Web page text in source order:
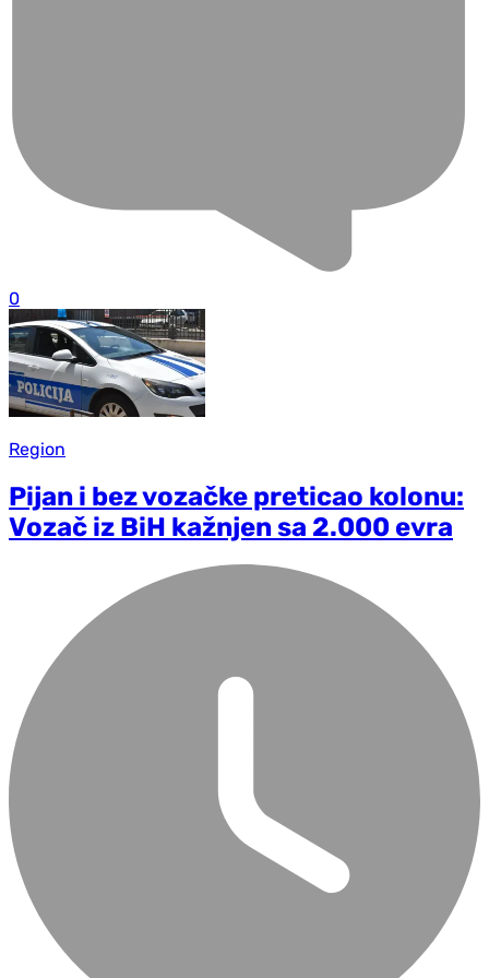
0
Region
Pijan i bez vozačke preticao kolonu:
Vozač iz BiH kažnjen sa 2.000 evra